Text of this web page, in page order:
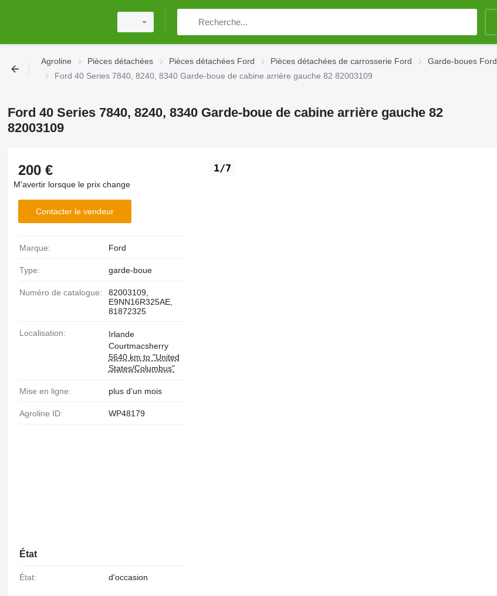
Agroline Pièces détachées Pièces détachées Ford Pièces détachées de carrosserie Ford
Garde-boues Ford
Ford 40 Series 7840, 8240, 8340 Garde-boue de cabine arrière gauche 82 82003109
Ford 40 Series 7840, 8240, 8340 Garde-boue de cabine arrière gauche 82
82003109
1/7
200 €
M'avertir lorsque le prix change
Contacter le vendeur
Marque: Ford
Type: garde-boue
Numéro de catalogue:
82003109,
E9NN16R325AE,
81872325
Localisation:
Irlande
Courtmacsherry
5640 km to "United
States/Columbus"
Mise en ligne: plus d'un mois
Agroline ID: WP48179
État
État: d'occasion